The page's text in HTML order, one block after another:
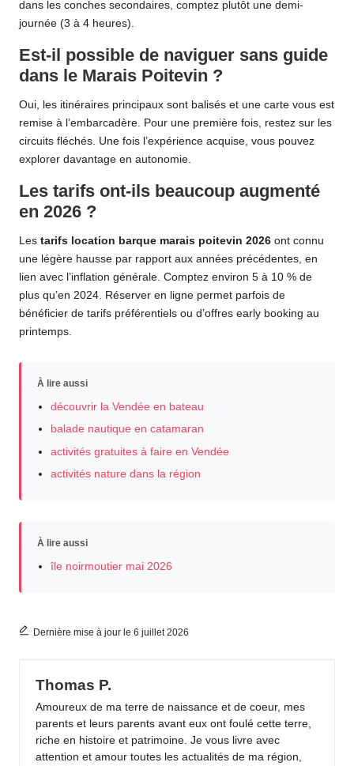
dans les conches secondaires, comptez plutôt une demi-
journée (3 à 4 heures).
Est-il possible de naviguer sans guide
dans le Marais Poitevin ?
Oui, les itinéraires principaux sont balisés et une carte vous est
remise à l’embarcadère. Pour une première fois, restez sur les
circuits fléchés. Une fois l’expérience acquise, vous pouvez
explorer davantage en autonomie.
Les tarifs ont-ils beaucoup augmenté
en 2026 ?
Les tarifs location barque marais poitevin 2026 ont connu
une légère hausse par rapport aux années précédentes, en
lien avec l’inflation générale. Comptez environ 5 à 10 % de
plus qu’en 2024. Réserver en ligne permet parfois de
bénéficier de tarifs préférentiels ou d’offres early booking au
printemps.
À lire aussi
découvrir la Vendée en bateau
balade nautique en catamaran
activités gratuites à faire en Vendée
activités nature dans la région
À lire aussi
île noirmoutier mai 2026
Dernière mise à jour le 6 juillet 2026
Thomas P.
Amoureux de ma terre de naissance et de coeur, mes
parents et leurs parents avant eux ont foulé cette terre,
riche en histoire et patrimoine. Je vous livre avec
attention et amour toutes les actualités de ma région,